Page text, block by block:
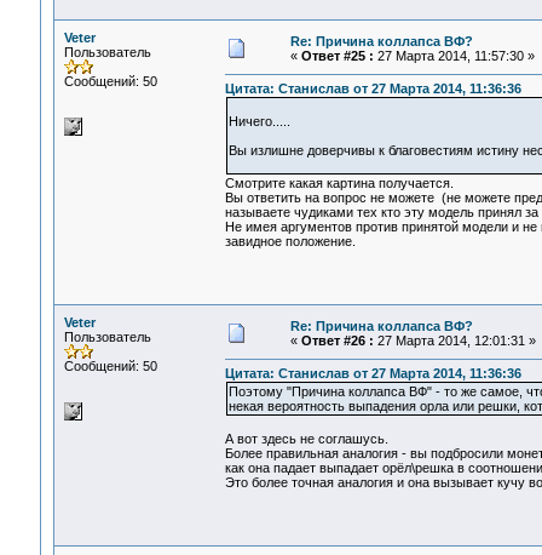
Veter
Пользователь
Сообщений: 50
Re: Причина коллапса ВФ?
« Ответ #25 : 27 Марта 2014, 11:57:30 »
Цитата: Станислав от 27 Марта 2014, 11:36:36
Ничего.....
Вы излишне доверчивы к благовестиям истину
Смотрите какая картина получается.
Вы ответить на вопрос не можете (не можете
называете чудиками тех кто эту модель принял
Не имея аргументов против принятой модели и
завидное положение.
Veter
Пользователь
Сообщений: 50
Re: Причина коллапса ВФ?
« Ответ #26 : 27 Марта 2014, 12:01:31 »
Цитата: Станислав от 27 Марта 2014, 11:36:36
Поэтому "Причина коллапса ВФ" - то же самое,
некая вероятность выпадения орла или решки,
А вот здесь не соглашусь.
Более правильная аналогия - вы подбросили
как она падает выпадает орёл\решка в
Это более точная аналогия и она вызывает кучу